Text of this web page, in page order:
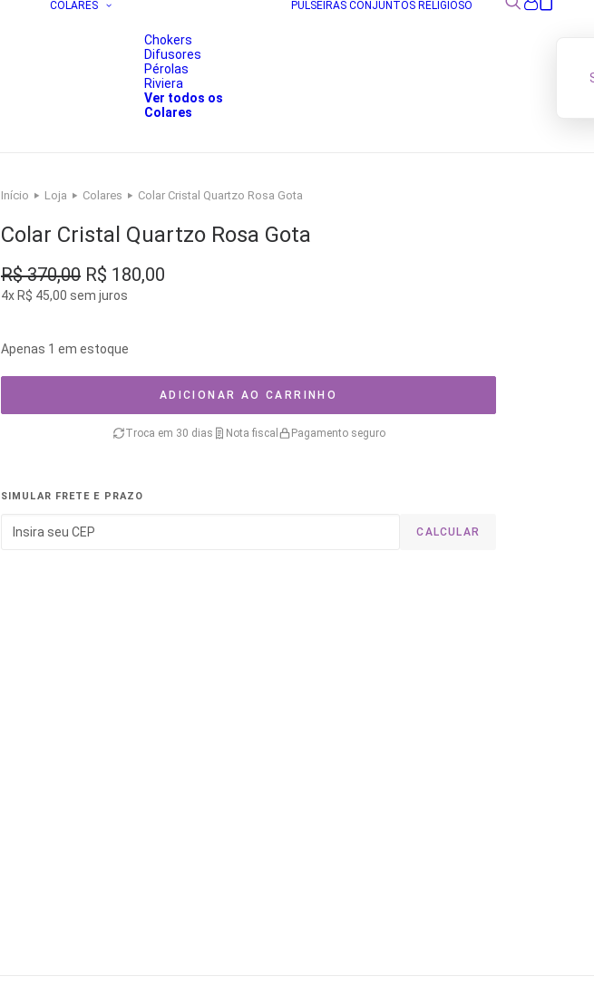
COLARES
Chokers
Difusores
Pérolas
Riviera
Ver todos os
Colares
PULSEIRAS CONJUNTOS RELIGIOSO
Início Loja Colares Colar Cristal Quartzo Rosa Gota
Colar Cristal Quartzo Rosa Gota
R$370,00 O
preço
era:
R$ 370,00.
R$ 180,00
4x R$ 45,00 sem juros
Apenas 1 em estoque
ADICIONAR AO CARRINHO
Troca em 30 dias Nota fiscal Pagamento seguro
SIMULAR FRETE E PRAZO
CALCULAR